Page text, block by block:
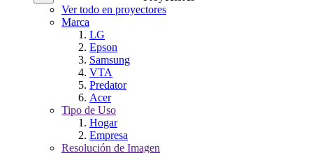
Ver todo en proyectores
Marca
LG
Epson
Samsung
VTA
Predator
Acer
Tipo de Uso
Hogar
Empresa
Resolución de Imagen